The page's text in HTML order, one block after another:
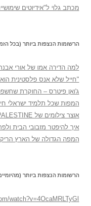
מכתב גלוי ל"אידיוטים
הרשומות הנצפות ביותר (בכל
למה הדירה אמו של אורי
"חייל שלא אנס פלסטינית הוא
ג'ואן פיטרס – החוקרת
המפות שכל תלמיד ישראלי
אוצר צילומים של PALESTINE הריקה
איך להיפטר מזבובי הבית
המפה הגדולה של הארץ
הרשומות הנצפות ביותר
watch?v=4OcaMRLTyGI